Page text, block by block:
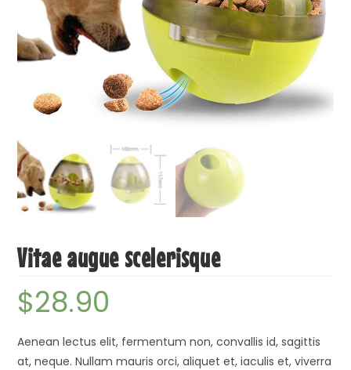
Vitae augue scelerisque
$28.90
Aenean lectus elit, fermentum non, convallis id, sagittis
at, neque. Nullam mauris orci, aliquet et, iaculis et, viverra